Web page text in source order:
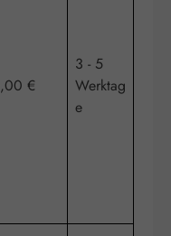
€
3 - 5
Werktag
e